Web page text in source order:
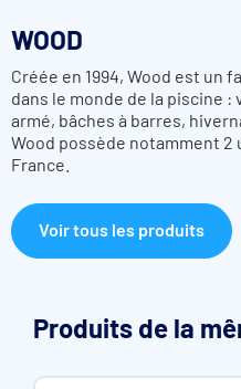
Tube d'enroulement peint
beige, gris perle ou gris
Système de fin de course
Alimentation solaire
Modèle mobile
Adaptable bassins formes
Couvrir et sécuriser des
Libre accès au bassin par le
Déroulement/enroulement
panneaux solaires
obturateurs à ailettes ou à
WOOD
Créée en 1994, Wood est un
dans le monde de la piscine :
armé, bâches à barres,
Wood possède notamment
France.
Voir tous les produits
Produits de la